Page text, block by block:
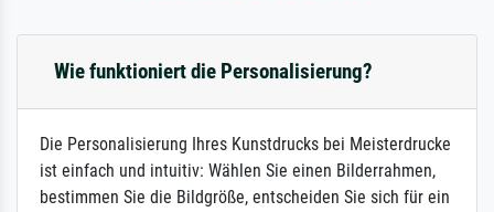
Wie funktioniert die Personalisierung?
Die Personalisierung Ihres Kunstdrucks bei Meisterdrucke
ist einfach und intuitiv: Wählen Sie einen Bilderrahmen,
bestimmen Sie die Bildgröße, entscheiden Sie sich für ein